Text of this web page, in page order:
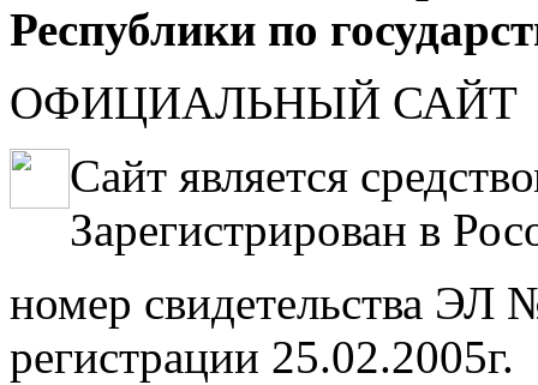
Республики по
ОФИЦИАЛЬНЫЙ САЙТ
Сайт является
Зарегистрирован в
номер свидетельства
регистрации 25.02.2005г.